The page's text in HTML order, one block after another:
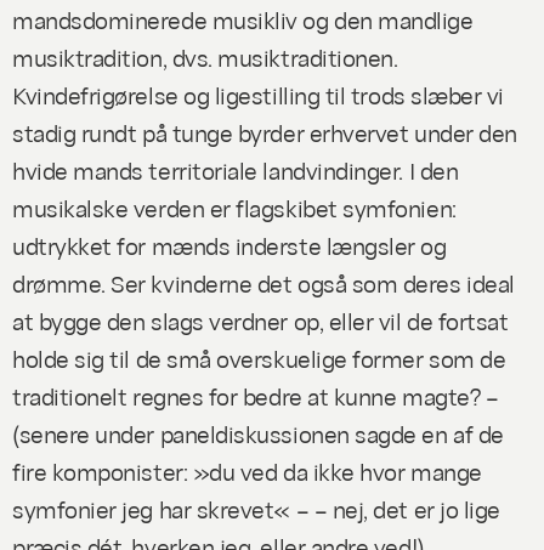
mandsdominerede musikliv og den mandlige
musiktradition, dvs. musiktraditionen.
Kvindefrigørelse og ligestilling til trods slæber vi
stadig rundt på tunge byrder erhvervet under den
hvide mands territoriale landvindinger. I den
musikalske verden er flagskibet symfonien:
udtrykket for mænds inderste længsler og
drømme. Ser kvinderne det også som deres ideal
at bygge den slags verdner op, eller vil de fortsat
holde sig til de små overskuelige former som de
traditionelt regnes for bedre at kunne magte? –
(senere under paneldiskussionen sagde en af de
fire komponister: »du ved da ikke hvor mange
symfonier jeg har skrevet« – – nej, det er jo lige